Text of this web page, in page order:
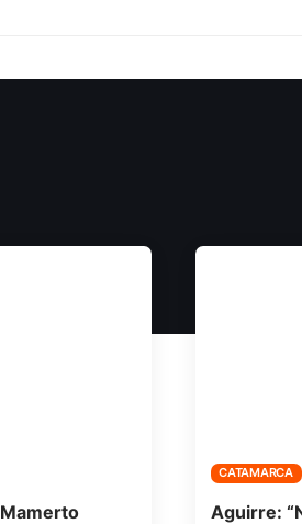
CATAMARCA
Aguirre: